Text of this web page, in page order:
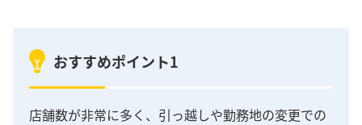
おすすめポイント1
店舗数が非常に多く、引っ越しや勤務地の変更での